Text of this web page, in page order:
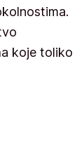
koje toliko